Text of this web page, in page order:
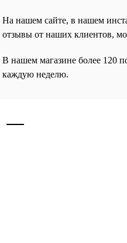
На нашем сайте, в нашем
отзывы от наших клиентов,
В нашем магазине более 120
каждую неделю.